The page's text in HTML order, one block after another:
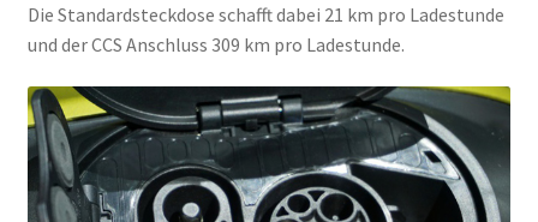
Die Standardsteckdose schafft dabei 21 km pro Ladestunde
und der CCS Anschluss 309 km pro Ladestunde.